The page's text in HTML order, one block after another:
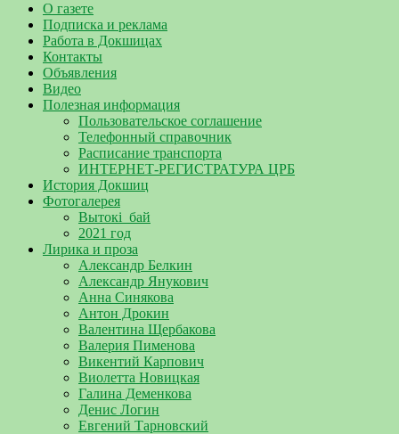
О газете
Подписка и реклама
Работа в Докшицах
Контакты
Объявления
Видео
Полезная информация
Пользовательское соглашение
Телефонный справочник
Расписание транспорта
ИНТЕРНЕТ-РЕГИСТРАТУРА ЦРБ
История Докшиц
Фотогалерея
Вытокі_бай
2021 год
Лирика и проза
Александр Белкин
Александр Янукович
Анна Синякова
Антон Дрокин
Валентина Щербакова
Валерия Пименова
Викентий Карпович
Виолетта Новицкая
Галина Деменкова
Денис Логин
Евгений Тарновский